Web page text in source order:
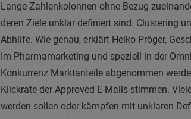
Lange Zahlenkolonnen ohne Bezug
deren Ziele unklar definiert sind. Clustering
Abhilfe. Wie genau, erklärt Heiko Pröger,
Im Pharmamarketing und speziell in der
Konkurrenz Marktanteile abgenommen
Klickrate der Approved E-Mails stimmen.
werden sollen oder kämpfen mit unklaren